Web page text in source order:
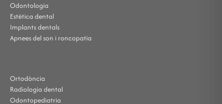
Odontologia
Estètica dental
Implants dentals
Apnees del son i roncopatia
Ortodòncia
Radiologia dental
Odontopediatria